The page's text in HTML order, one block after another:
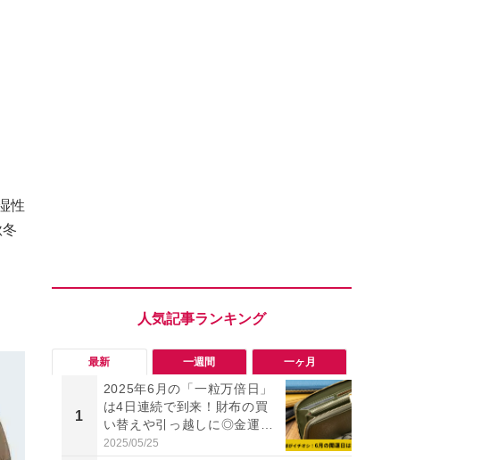
性
最新 一週間 一ヶ月
1
2025年6月の「一粒万倍日」
は4日連続で到来！財布の買
い替えや引っ越しに◎金運ア
ップの吉日をご紹介！
2025/05/25